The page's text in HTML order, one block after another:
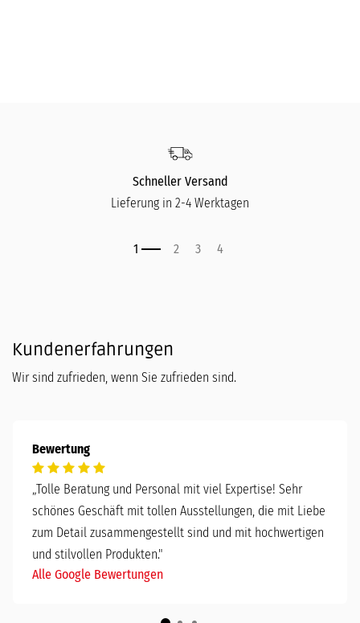
Schneller Versand
Lieferung in 2-4 Werktagen
Kundenerfahrungen
Wir sind zufrieden, wenn Sie zufrieden sind.
Bewertung
„Tolle Beratung und Personal mit viel Expertise! Sehr
schönes Geschäft mit tollen Ausstellungen, die mit Liebe
zum Detail zusammengestellt sind und mit hochwertigen
und stilvollen Produkten."
Alle Google Bewertungen